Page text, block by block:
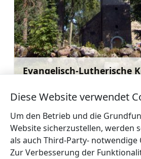
Evangelisch-Lutherische
←Das Abenteuer beginnt auf
dem Wasser – mit dem
Diese Website verwendet
Um den Betrieb und die
Website sicherzustellen, werden
als auch Third-Party- notwendige
Zur Verbesserung der